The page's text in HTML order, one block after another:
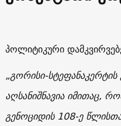
პოლიტიკური
„გორისი-სტეფანაკერტის
აღსანიშნავია იმითაც,
გენოციდის 108-ე